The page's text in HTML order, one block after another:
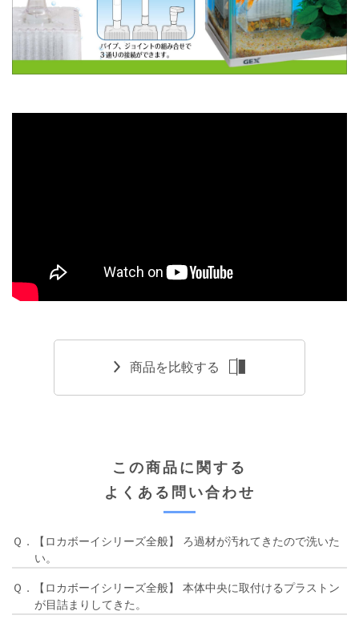
商品を比較する
この商品に関する
よくある問い合わせ
Ｑ．【ロカボーイシリーズ全般】 ろ過材が汚れてきたので洗いた
い。
Ｑ．【ロカボーイシリーズ全般】 本体中央に取付けるプラストン
が目詰まりしてきた。